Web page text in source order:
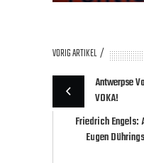
VORIG ARTIKEL
Antwerpse
VOKA!
Friedrich Engels:
Eugen